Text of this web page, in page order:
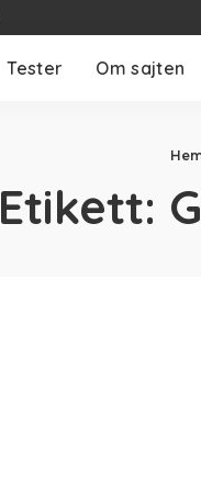
Tester Om sajten
Etikett: